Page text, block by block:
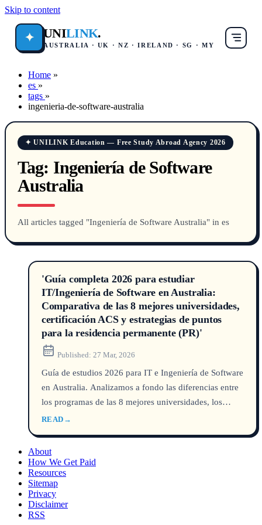
Skip to content
✦ UNILINK.
AUSTRALIA · UK · NZ · IRELAND · SG · MY
Home »
es »
tags »
ingenieria-de-software-australia
✦ UNILINK Education — Free Study Abroad Agency 2026
Tag: Ingeniería de Software
Australia
All articles tagged "Ingeniería de Software Australia" in es
'Guía completa 2026 para estudiar
IT/Ingeniería de Software en Australia:
Comparativa de las 8 mejores universidades,
certificación ACS y estrategias de puntos
para la residencia permanente (PR)'
Published: 27 Mar, 2026
Guía de estudios 2026 para IT e Ingeniería de Software
en Australia. Analizamos a fondo las diferencias entre
los programas de las 8 mejores universidades, los
requisitos clave de la evaluación profesional ACS y la
para que evites riesgos al elegir universidad y al
planificar tu migración.
READ →
About
How We Get Paid
Resources
Sitemap
Privacy
Disclaimer
RSS